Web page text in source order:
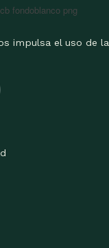
impulsa el uso de